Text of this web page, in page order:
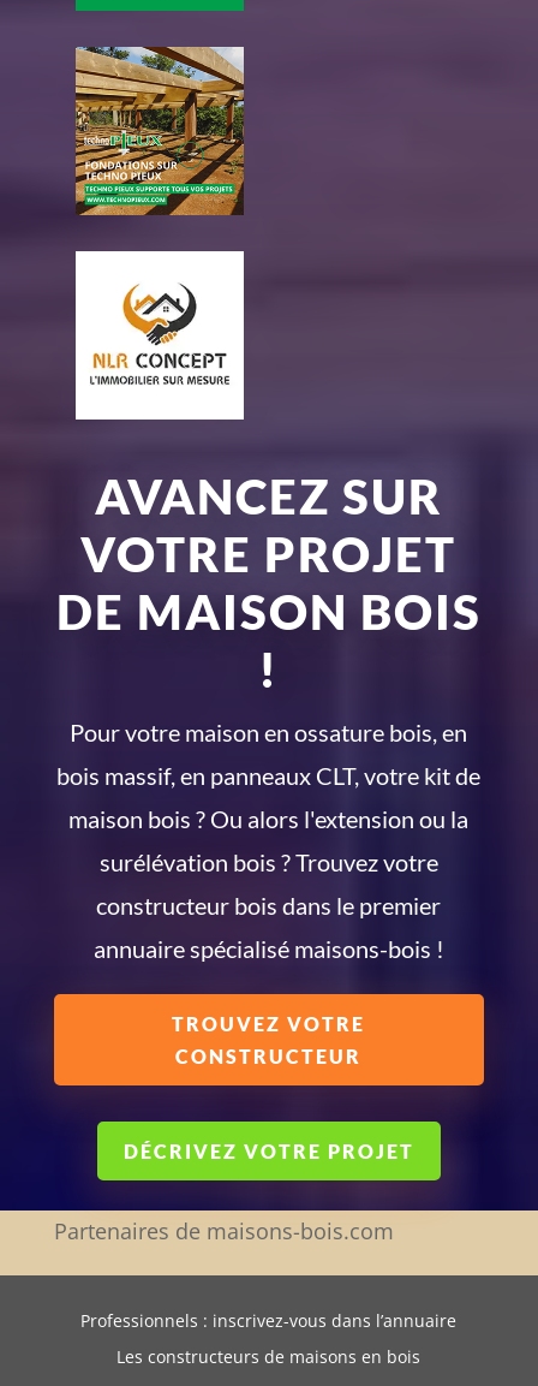
AVANCEZ SUR
VOTRE PROJET
DE MAISON BOIS
!
Pour votre maison en ossature bois, en
bois massif, en panneaux CLT, votre kit de
maison bois ? Ou alors l'extension ou la
surélévation bois ? Trouvez votre
constructeur bois dans le premier
annuaire spécialisé maisons-bois !
TROUVEZ VOTRE
CONSTRUCTEUR
DÉCRIVEZ VOTRE PROJET
Partenaires de maisons-bois.com
Professionnels : inscrivez-vous dans l’annuaire
Les constructeurs de maisons en bois